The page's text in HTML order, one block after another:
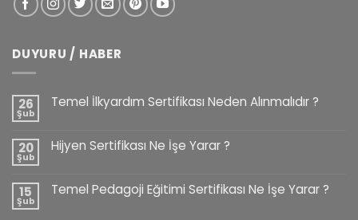
DUYURU / HABER
26
Şub
Temel İlkyardım Sertifikası Neden Alınmalıdır ?
20
Şub
Hijyen Sertifikası Ne İşe Yarar ?
15
Şub
Temel Pedagoji Eğitimi Sertifikası Ne İşe Yarar ?